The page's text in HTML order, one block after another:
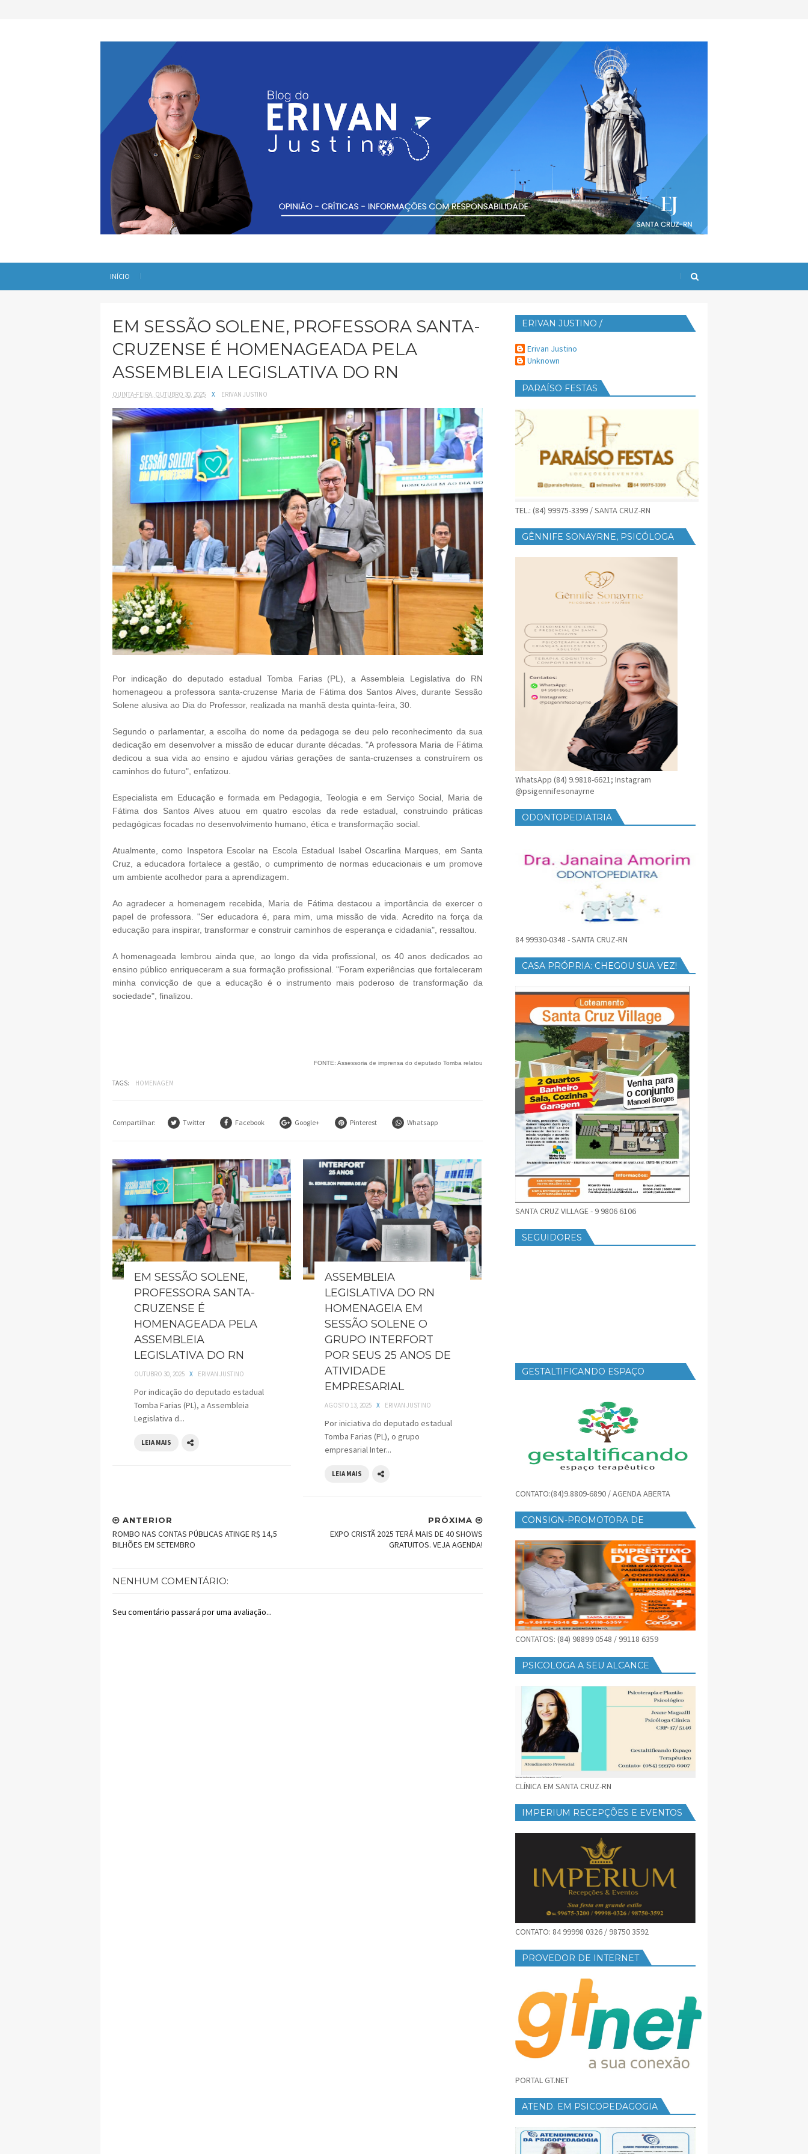
INÍCIO
EM SESSÃO SOLENE, PROFESSORA SANTA-
CRUZENSE É HOMENAGEADA PELA
ASSEMBLEIA LEGISLATIVA DO RN
QUINTA-FEIRA, OUTUBRO 30, 2025 X ERIVAN JUSTINO
Por indicação do deputado estadual Tomba Farias (PL), a Assembleia Legislativa do RN
homenageou a professora santa-cruzense Maria de Fátima dos Santos Alves, durante Sessão
Solene alusiva ao Dia do Professor, realizada na manhã desta quinta-feira, 30.
Segundo o parlamentar, a escolha do nome da pedagoga se deu pelo reconhecimento da sua
dedicação em desenvolver a missão de educar durante décadas. "A professora Maria de Fátima
dedicou a sua vida ao ensino e ajudou várias gerações de santa-cruzenses a construírem os
caminhos do futuro", enfatizou.
Especialista em Educação e formada em Pedagogia, Teologia e em Serviço Social, Maria de
Fátima dos Santos Alves atuou em quatro escolas da rede estadual, construindo práticas
pedagógicas focadas no desenvolvimento humano, ética e transformação social.
Atualmente, como Inspetora Escolar na Escola Estadual Isabel Oscarlina Marques, em Santa
Cruz, a educadora fortalece a gestão, o cumprimento de normas educacionais e um promove
um ambiente acolhedor para a aprendizagem.
Ao agradecer a homenagem recebida, Maria de Fátima destacou a importância de exercer o
papel de professora. "Ser educadora é, para mim, uma missão de vida. Acredito na força da
educação para inspirar, transformar e construir caminhos de esperança e cidadania", ressaltou.
A homenageada lembrou ainda que, ao longo da vida profissional, os 40 anos dedicados ao
ensino público enriqueceram a sua formação profissional. "Foram experiências que fortaleceram
minha convicção de que a educação é o instrumento mais poderoso de transformação da
sociedade", finalizou.
FONTE: Assessoria de imprensa do deputado Tomba relatou
TAGS: HOMENAGEM
Compartilhar: Twitter Facebook Google+ Pinterest Whatsapp
EM SESSÃO SOLENE,
PROFESSORA SANTA-
CRUZENSE É
HOMENAGEADA PELA
ASSEMBLEIA
LEGISLATIVA DO RN
OUTUBRO 30, 2025 X ERIVAN JUSTINO
Por indicação do deputado estadual
Tomba Farias (PL), a Assembleia
Legislativa d...
LEIA MAIS
ASSEMBLEIA
LEGISLATIVA DO RN
HOMENAGEIA EM
SESSÃO SOLENE O
GRUPO INTERFORT
POR SEUS 25 ANOS DE
ATIVIDADE
EMPRESARIAL
AGOSTO 13, 2025 X ERIVAN JUSTINO
Por iniciativa do deputado estadual
Tomba Farias (PL), o grupo
empresarial Inter...
LEIA MAIS
PRÓXIMA
EXPO CRISTÃ 2025 TERÁ MAIS DE 40 SHOWS
GRATUITOS. VEJA AGENDA!
ANTERIOR
ROMBO NAS CONTAS PÚBLICAS ATINGE R$ 14,5
BILHÕES EM SETEMBRO
NENHUM COMENTÁRIO:
Seu comentário passará por uma avaliação...
ERIVAN JUSTINO /
Erivan Justino
Unknown
PARAÍSO FESTAS
TEL.: (84) 99975-3399 / SANTA CRUZ-RN
GÊNNIFE SONAYRNE, PSICÓLOGA
WhatsApp (84) 9.9818-6621; Instagram
@psigennifesonayrne
ODONTOPEDIATRIA
84 99930-0348 - SANTA CRUZ-RN
CASA PRÓPRIA: CHEGOU SUA VEZ!
SANTA CRUZ VILLAGE - 9 9806 6106
SEGUIDORES
GESTALTIFICANDO ESPAÇO
CONTATO:(84)9.8809-6890 / AGENDA ABERTA
CONSIGN-PROMOTORA DE
CONTATOS: (84) 98899 0548 / 99118 6359
PSICOLOGA A SEU ALCANCE
CLÍNICA EM SANTA CRUZ-RN
IMPERIUM RECEPÇÕES E EVENTOS
CONTATO: 84 99998 0326 / 98750 3592
PROVEDOR DE INTERNET
PORTAL GT.NET
ATEND. EM PSICOPEDAGOGIA